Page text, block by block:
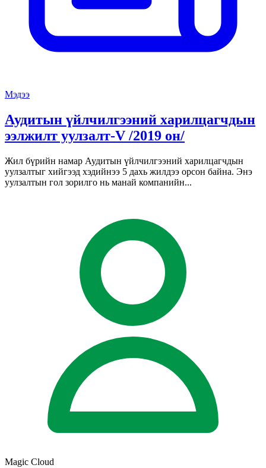
Мэдээ
Аудитын үйлчилгээний харилцагчдын
ээлжилт уулзалт-V /2019 он/
Жил бүрийн намар Аудитын үйлчилгээний харилцагчдын
уулзалтыг хийгээд хэдийнээ 5 дахь жилдээ орсон байна. Энэ
уулзалтын гол зорилго нь манай компанийн...
Magic Cloud